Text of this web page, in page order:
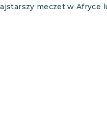
meczet w Afryce